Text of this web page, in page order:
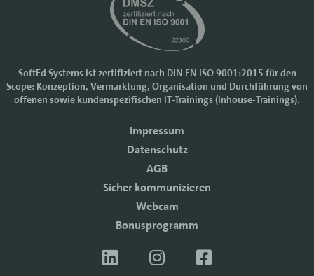
SoftEd Systems ist zertifiziert nach DIN EN ISO 9001:2015 für den
Scope: Konzeption, Vermarktung, Organisation und Durchführung von
offenen sowie kundenspezifischen IT-Trainings (Inhouse-Trainings).
Impressum
Datenschutz
AGB
Sicher kommunizieren
Webcam
Bonusprogramm
Cookie-Einstellungen
verbessern. Manche Cookies sind notwendig, damit unsere Website
funktioniert. Mit anderen Cookies können wir die Zugriffe auf die
Mit einem Klick auf "Zustimmen" akzeptieren sie diese Verarbeitung
und auch die Weitergabe Ihrer Daten an Drittanbieter. Die Daten
werden für Analysen genutzt. Weitere Informationen, auch zur
Sie können die Verwendung von Cookies